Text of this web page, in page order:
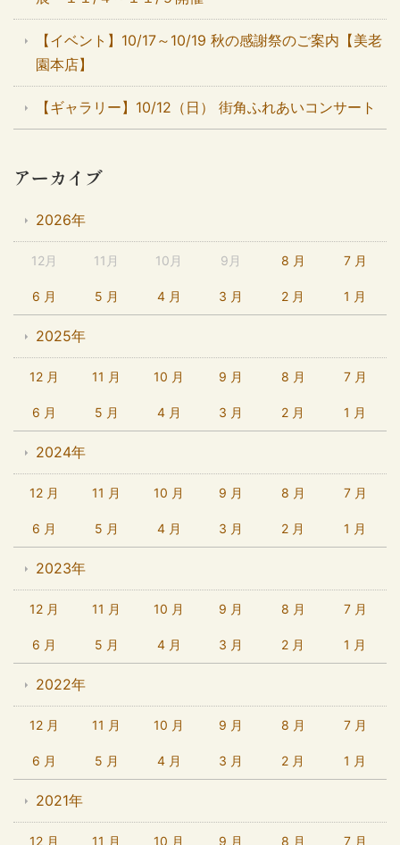
【イベント】10/17～10/19 秋の感謝祭のご案内【美老
園本店】
【ギャラリー】10/12（日） 街角ふれあいコンサート
アーカイブ
2026年
12月 11月 10月 9月 8 月 7 月
6 月 5 月 4 月 3 月 2 月 1 月
2025年
12 月 11 月 10 月 9 月 8 月 7 月
6 月 5 月 4 月 3 月 2 月 1 月
2024年
12 月 11 月 10 月 9 月 8 月 7 月
6 月 5 月 4 月 3 月 2 月 1 月
2023年
12 月 11 月 10 月 9 月 8 月 7 月
6 月 5 月 4 月 3 月 2 月 1 月
2022年
12 月 11 月 10 月 9 月 8 月 7 月
6 月 5 月 4 月 3 月 2 月 1 月
2021年
12 月 11 月 10 月 9 月 8 月 7 月